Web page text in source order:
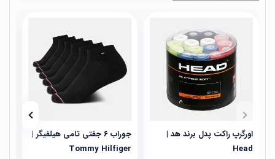
اورگرپ راکت پدل برند هد |
Head
جوراب ۶ جفتی تامی هیلفیگر |
Tommy Hilfiger